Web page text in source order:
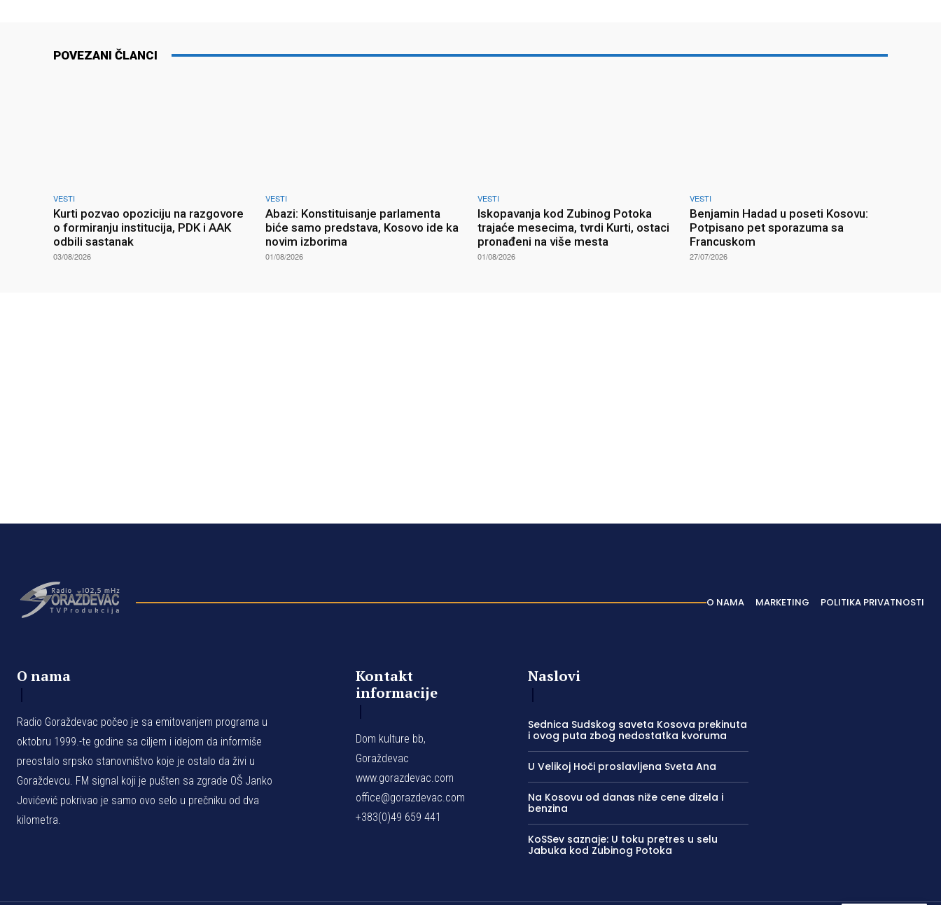
POVEZANI ČLANCI
VESTI
Kurti pozvao opoziciju na razgovore
o formiranju institucija, PDK i AAK
odbili sastanak
03/08/2026
VESTI
Abazi: Konstituisanje parlamenta
biće samo predstava, Kosovo ide ka
novim izborima
01/08/2026
VESTI
Iskopavanja kod Zubinog Potoka
trajaće mesecima, tvrdi Kurti, ostaci
pronađeni na više mesta
01/08/2026
VESTI
Benjamin Hadad u poseti Kosovu:
Potpisano pet sporazuma sa
Francuskom
27/07/2026
O NAMA MARKETING POLITIKA PRIVATNOSTI
O nama
Radio Goraždevac počeo je sa emitovanjem programa u
oktobru 1999.-te godine sa ciljem i idejom da informiše
preostalo srpsko stanovništvo koje je ostalo da živi u
Goraždevcu. FM signal koji je pušten sa zgrade OŠ Janko
Jovićević pokrivao je samo ovo selo u prečniku od dva
kilometra.
Kontakt
informacije
Dom kulture bb,
Goraždevac
www.gorazdevac.com
office@gorazdevac.com
+383(0)49 659 441
Naslovi
Sednica Sudskog saveta Kosova prekinuta
i ovog puta zbog nedostatka kvoruma
U Velikoj Hoči proslavljena Sveta Ana
Na Kosovu od danas niže cene dizela i
benzina
KoSSev saznaje: U toku pretres u selu
Jabuka kod Zubinog Potoka